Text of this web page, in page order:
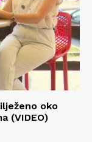
oko
(VIDEO)